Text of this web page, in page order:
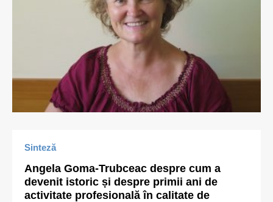
Sinteză
Angela Goma-Trubceac despre cum a
devenit istoric și despre primii ani de
activitate profesională în calitate de